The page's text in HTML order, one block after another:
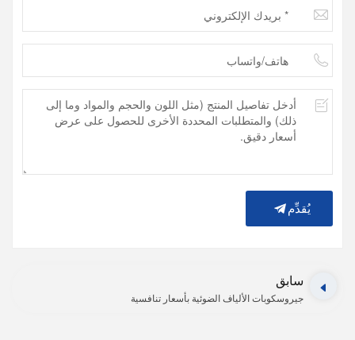
يُقدِّم
سابق
جيروسكوبات الألياف الضوئية بأسعار تنافسية